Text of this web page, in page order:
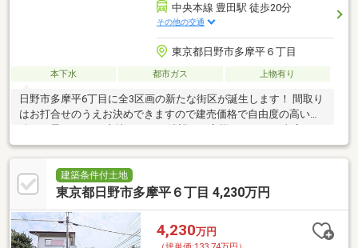
中央本線 豊田駅 徒歩20分
その他の交通
東京都日野市多摩平６丁目
本下水 都市ガス 上物有り
日野市多摩平6丁目に全3区画の新たな街区が誕生します！ 間取り
はお打合せのうえお決めできますので建売価格で自由度の高い物
件かと思います。 土地のみをご希望のお客様についても当店まで
ご相談ください
建築条件付土地
東京都日野市多摩平６丁目 4,230万円
4,230万円